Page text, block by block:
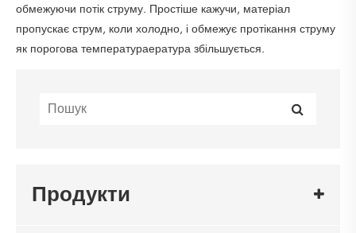
обмежуючи потік струму. Простіше кажучи, матеріал
пропускає струм, коли холодно, і обмежує протікання струму
як порогова температураература збільшується.
Продукти